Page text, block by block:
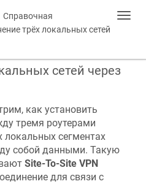
Справочная
трёх локальных сетей
сетей через
как установить
тремя роутерами
локальных сегментах
собой данными. Такую
Site-To-Site VPN
для связи с